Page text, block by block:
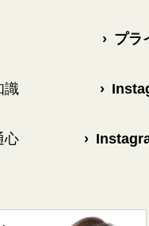
識
心
›プラ
›
›